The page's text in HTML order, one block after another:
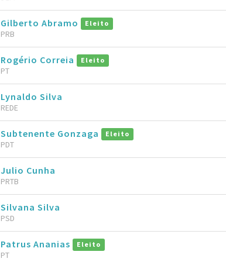
Gilberto Abramo Eleito
PRB
Rogério Correia Eleito
PT
Lynaldo Silva
REDE
Subtenente Gonzaga Eleito
PDT
Julio Cunha
PRTB
Silvana Silva
PSD
Patrus Ananias Eleito
PT